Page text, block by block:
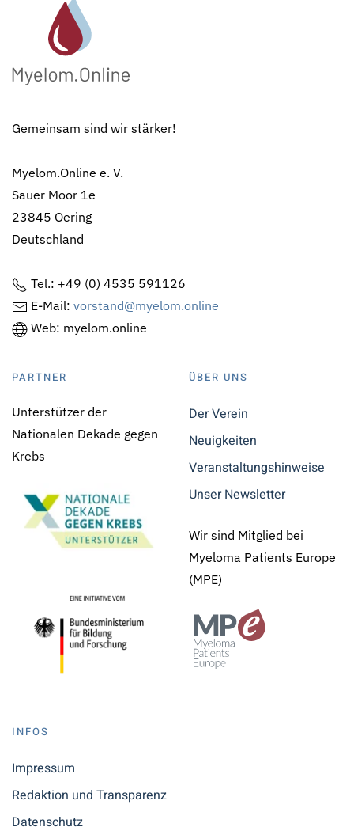
Gemeinsam sind wir stärker!
Myelom.Online e. V.
Sauer Moor 1e
23845 Oering
Deutschland
Tel.: +49 (0) 4535 591126
E-Mail: vorstand@myelom.online
Web: myelom.online
PARTNER
Unterstützer der
Nationalen Dekade gegen
Krebs
ÜBER UNS
Der Verein
Neuigkeiten
Veranstaltungshinweise
Unser Newsletter
Wir sind Mitglied bei
Myeloma Patients Europe
(MPE)
INFOS
Impressum
Redaktion und Transparenz
Datenschutz